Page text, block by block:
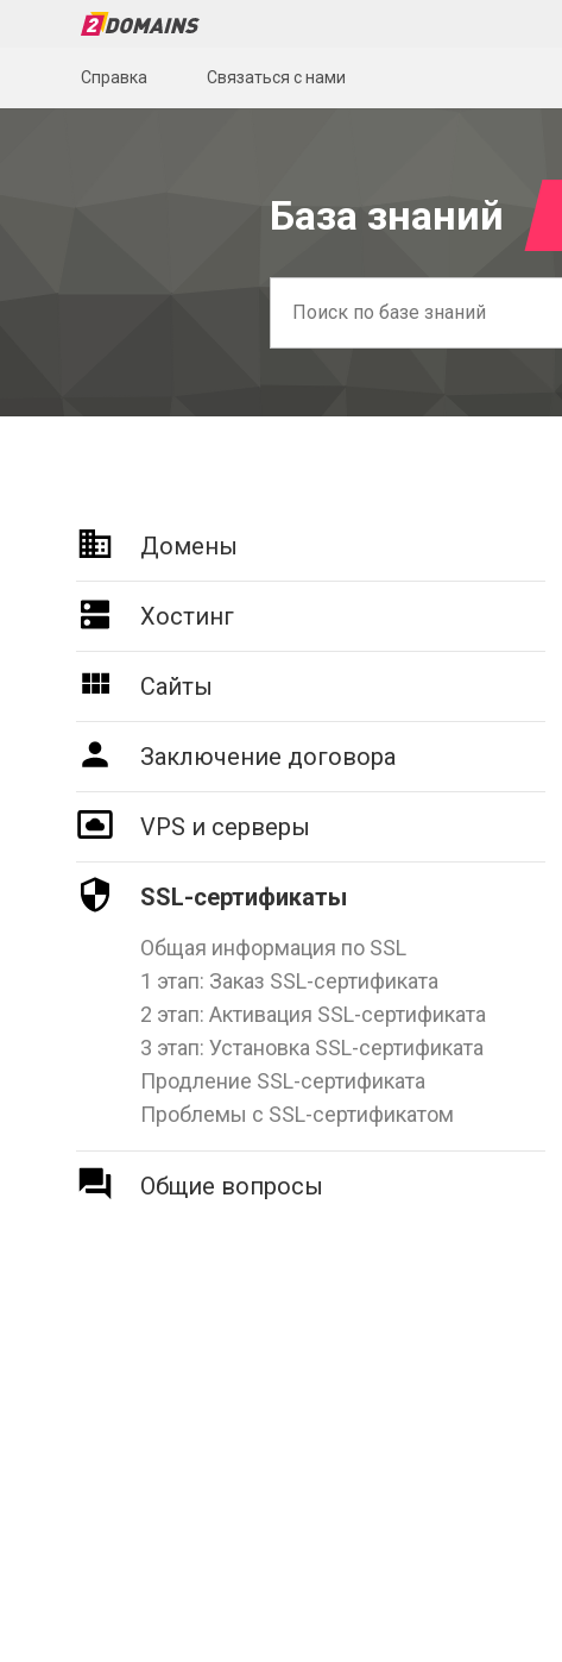
Справка Связаться с нами
База знаний
Домены
Хостинг
Сайты
Заключение договора
VPS и серверы
SSL-сертификаты
Общая информация по SSL
1 этап: Заказ SSL-сертификата
2 этап: Активация SSL-сертификата
3 этап: Установка SSL-сертификата
Продление SSL-сертификата
Проблемы с SSL-сертификатом
Общие вопросы